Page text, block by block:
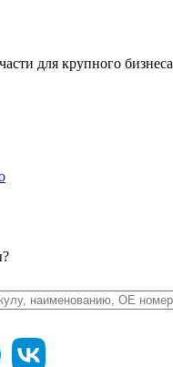
для крупного бизнеса